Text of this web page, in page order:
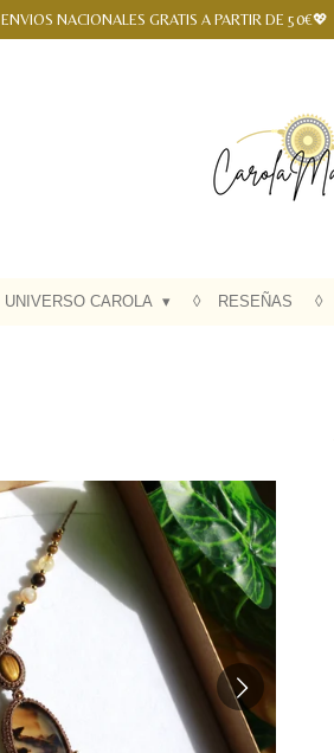
ENVIOS NACIONALES GRATIS A PARTIR DE 50€💖
UNIVERSO CAROLA RESEÑAS